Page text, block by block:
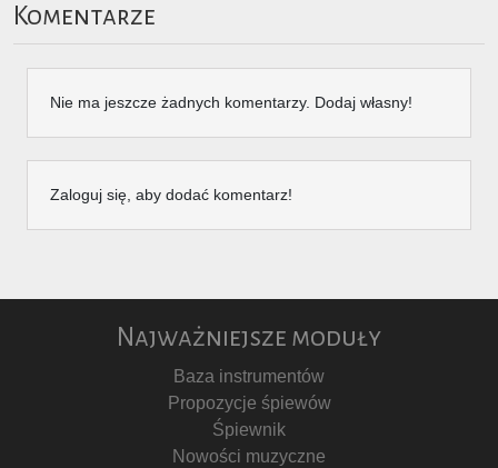
Komentarze
Nie ma jeszcze żadnych komentarzy. Dodaj własny!
Zaloguj się, aby dodać komentarz!
Najważniejsze moduły
Baza instrumentów
Propozycje śpiewów
Śpiewnik
Nowości muzyczne